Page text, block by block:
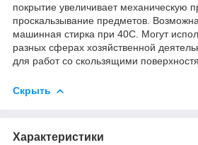
покрытие увеличивает механическую
проскальзывание предметов.
машинная стирка при 40С. Могут
разных сферах хозяйственной
для работ со скользящими
Скрыть
Характеристики